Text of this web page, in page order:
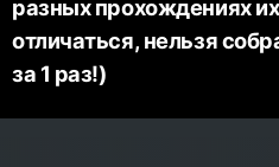
разных прохождениях
отличаться, нельзя
за 1 раз!)